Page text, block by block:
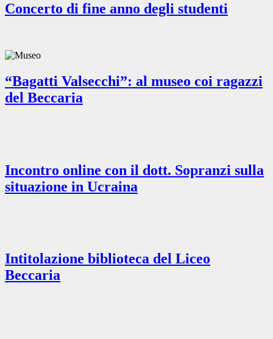
Concerto di fine anno degli studenti
“Bagatti Valsecchi”: al museo coi ragazzi
del Beccaria
Incontro online con il dott. Sopranzi sulla
situazione in Ucraina
Intitolazione biblioteca del Liceo
Beccaria